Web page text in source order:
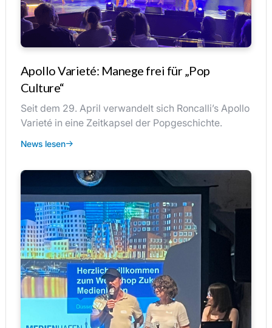
Apollo Varieté: Manege frei für „Pop
Culture“
Seit dem 29. April verwandelt sich Roncalli’s Apollo
Varieté in eine Zeitkapsel der Popgeschichte.
News lesen